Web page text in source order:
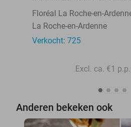
Floréal La Roche-en-
La Roche-en-Ardenne
Verkocht: 725
Excl. ca. €1
Anderen bekeken ook